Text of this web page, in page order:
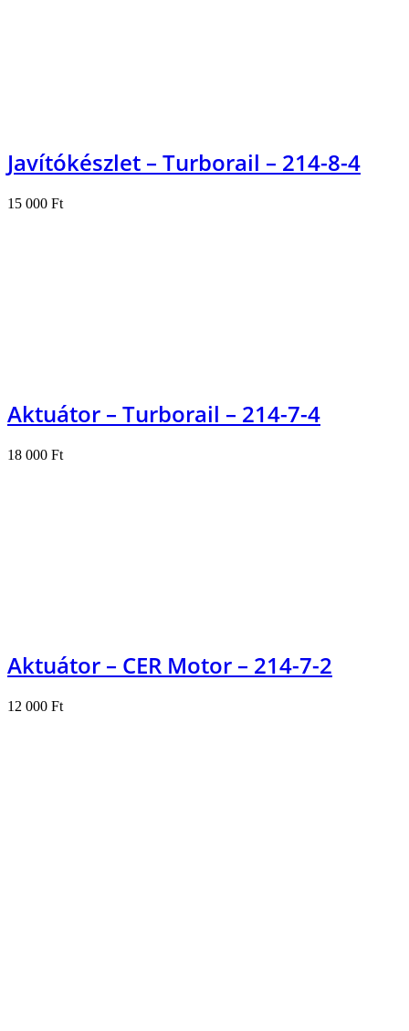
Javítókészlet – Turborail – 214-8-4
15 000 Ft
Aktuátor – Turborail – 214-7-4
18 000 Ft
Aktuátor – CER Motor – 214-7-2
12 000 Ft